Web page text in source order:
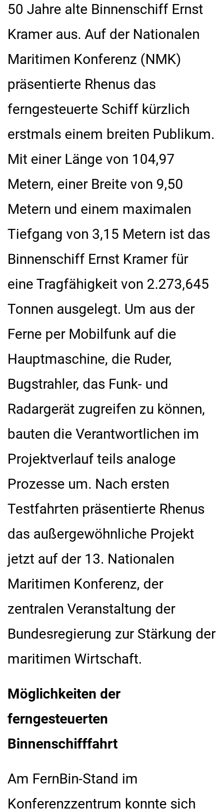
50 Jahre alte Binnenschiff Ernst
Kramer aus. Auf der Nationalen
Maritimen Konferenz (NMK)
präsentierte Rhenus das
ferngesteuerte Schiff kürzlich
erstmals einem breiten Publikum.
Mit einer Länge von 104,97
Metern, einer Breite von 9,50
Metern und einem maximalen
Tiefgang von 3,15 Metern ist das
Binnenschiff Ernst Kramer für
eine Tragfähigkeit von 2.273,645
Tonnen ausgelegt. Um aus der
Ferne per Mobilfunk auf die
Hauptmaschine, die Ruder,
Bugstrahler, das Funk- und
Radargerät zugreifen zu können,
bauten die Verantwortlichen im
Projektverlauf teils analoge
Prozesse um. Nach ersten
Testfahrten präsentierte Rhenus
das außergewöhnliche Projekt
jetzt auf der 13. Nationalen
Maritimen Konferenz, der
zentralen Veranstaltung der
Bundesregierung zur Stärkung der
maritimen Wirtschaft.
Möglichkeiten der
ferngesteuerten
Binnenschifffahrt
Am FernBin-Stand im
Konferenzzentrum konnte sich